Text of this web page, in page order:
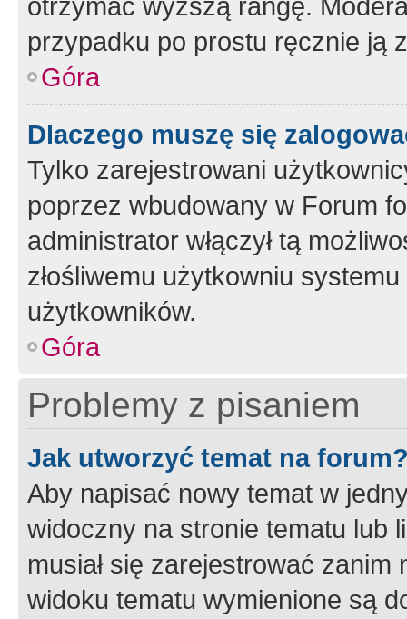
przypadku po prostu ręcznie ją
Góra
Dlaczego muszę się
Tylko zarejestrowani
poprzez wbudowany w Forum
administrator włączył tą
złośliwemu użytkowniu
użytkowników.
Góra
Problemy z pisaniem
Jak utworzyć temat na
Aby napisać nowy temat w
widoczny na stronie tematu lub
musiał się zarejestrować
widoku tematu wymienione są